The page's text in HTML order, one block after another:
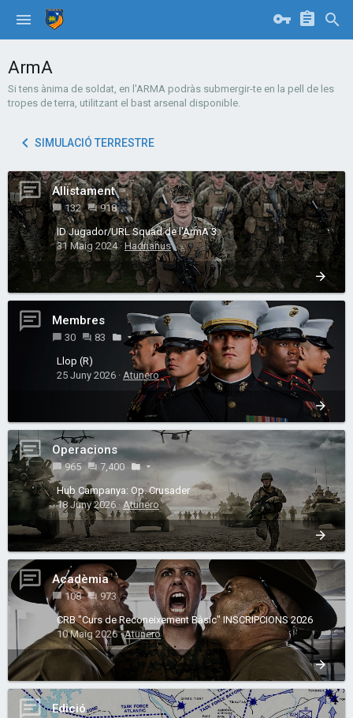
ArmA
Si tens ànima de soldat, en l'ARMA podràs submergir-te en la pell de les
tropes de terra, utilitzant el bast arsenal disponible.
SIMULACIÓ TERRESTRE
Allistament
132
918
ID Jugador/URL Squad de l'ArmA 3.
31 Maig 2024 Hadrianus
Membres
30
83
Llop (R)
25 Juny 2026 Atunero
Operacions
965
7,400
Hub Campanya: Op. Crusader
18 Juny 2026 Atunero
Acadèmia
108
973
CRB "Curs de Reconeixement Bàsic" INSCRIPCIONS 2026
10 Maig 2026 Atunero
Edició